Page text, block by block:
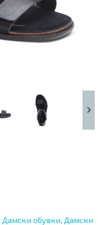
Дамски обувки, Дамски